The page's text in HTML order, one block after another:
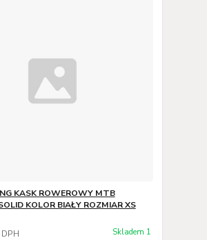
KASK ROWEROWY MTB
KOLOR BIAŁY ROZMIAR XS
Skladem 1